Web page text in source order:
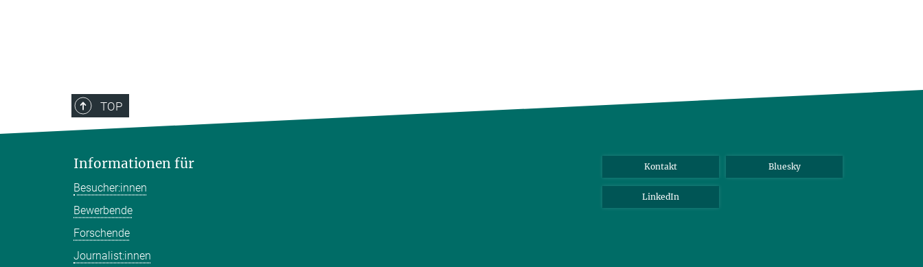
TOP
Informationen für
Besucher:innen
Bewerbende
Forschende
Journalist:innen
Kontakt Bluesky
LinkedIn